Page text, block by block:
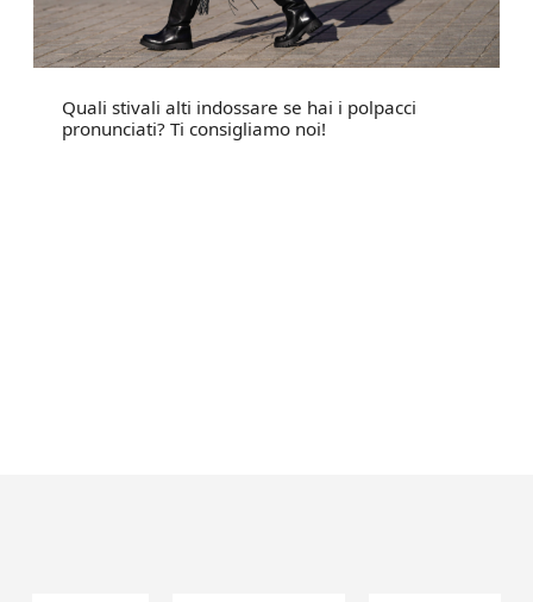
Quali stivali alti indossare se hai i polpacci
pronunciati? Ti consigliamo noi!